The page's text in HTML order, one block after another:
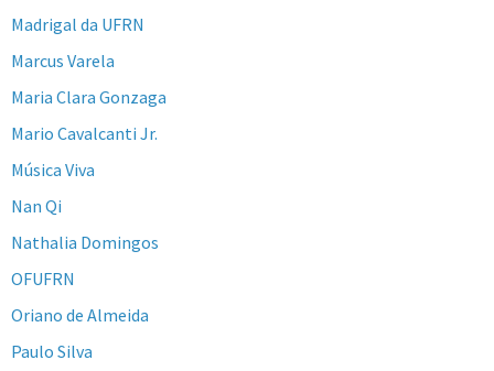
Madrigal da UFRN
Marcus Varela
Maria Clara Gonzaga
Mario Cavalcanti Jr.
Música Viva
Nan Qi
Nathalia Domingos
OFUFRN
Oriano de Almeida
Paulo Silva